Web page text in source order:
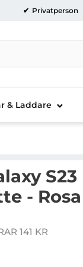
Privatperson
& Laddare
S23
- Rosa
141 KR